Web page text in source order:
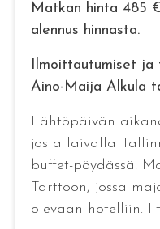
Matkan hinta 485
alennus hinnasta.
Ilmoittautumiset ja
Aino-Maija Alkula
Lähtöpäivän
josta laivalla
buffet-pöydässä.
Tarttoon, jossa
olevaan hotelliin.